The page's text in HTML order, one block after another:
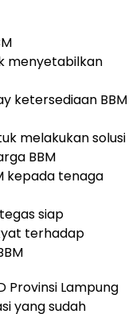
menyetabilkan
ketersediaan BBM
melakukan solusi
BBM
kepada tenaga
siap
terhadap
Provinsi Lampung
yang sudah